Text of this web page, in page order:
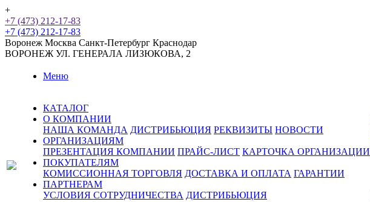
+
+7 (473) 212-17-83
+7 (473) 212-17-83
Воронеж Москва Санкт-Петербург Краснодар
ВОРОНЕЖ УЛ. ГЕНЕРАЛА ЛИЗЮКОВА, 2
Меню
КАТАЛОГ
О КОМПАНИИ
НАША КОМАНДА ДИСТРИБЬЮЦИЯ РЕКВИЗИТЫ НОВОСТИ
ОРГАНИЗАЦИЯМ
ПРЕЗЕНТАЦИЯ КОМПАНИИ ПРАЙС-ЛИСТ КАРТОЧКА ОРГАНИЗАЦИИ
ПОКУПАТЕЛЯМ
КОМИССИОННАЯ ТОРГОВЛЯ ДОСТАВКА И ОПЛАТА ГАРАНТИИ
ПАРТНЕРАМ
УСЛОВИЯ СОТРУДНИЧЕСТВА ДИСТРИБЬЮЦИЯ